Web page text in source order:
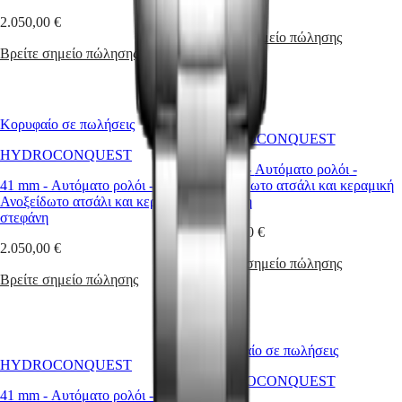
τα
ρολόγια
ρολόγια
Ανά
λειτουργία
Ανά
στυλ
Ανά
χρώμα
Υπηρεσίες
Οδηγίες
ρολόι
Τιμές
2.050,00 €
Βρείτε σημείο πώλησης
Βρείτε σημείο πώλησης
Κορυφαίο σε πωλήσεις
HYDROCONQUEST
41 mm - Αυτόματο ρολόι -
Ανοξείδωτο ατσάλι και κεραμική
στεφάνη
2.050,00 €
Βρείτε σημείο πώλησης
HYDROCONQUEST
- Αυτόματο ρολόι -
Ανοξείδωτο ατσάλι και κεραμική
στεφάνη
2.050,00 €
Βρείτε σημείο πώλησης
HYDROCONQUEST
41 mm - Αυτόματο ρολόι -
Κορυφαίο σε πωλήσεις
HYDROCONQUEST